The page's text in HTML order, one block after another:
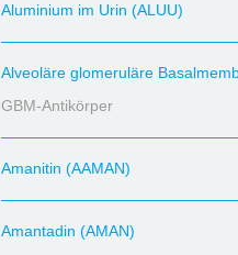
Aluminium im Urin (ALUU)
Alveoläre glomeruläre
GBM-Antikörper
Amanitin (AAMAN)
Amantadin (AMAN)